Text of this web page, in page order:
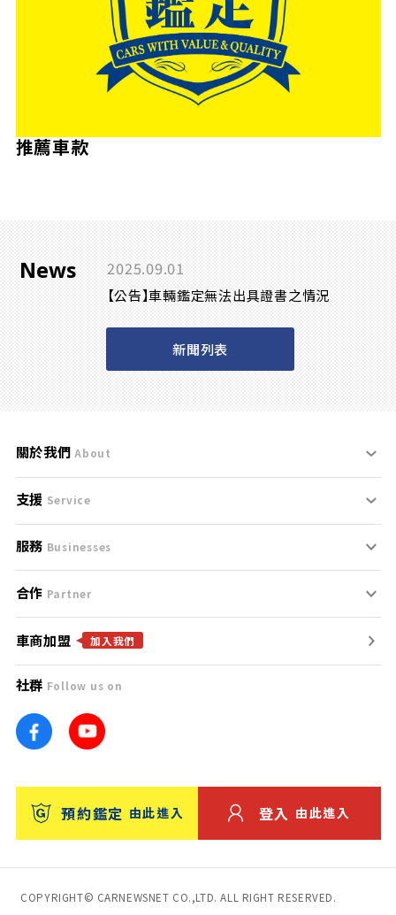
推薦車款
News 2025.09.01
【公告】車輛鑑定無法出具證書之情況
新聞列表
關於我們 About
刊登規範
服務條款
免責聲明
隱私權政策
團隊
車訊網
台灣優良中古車商大獎
支援 Service
支援中心
聯絡我們
服務 Businesses
什麼是Goo鑑定？
找好車
找好店
找海外車
消費者評價
保固
合作 Partner
合作夥伴
廣告合作
車商加盟 加入我們
社群 Follow us on
預約鑑定 由此進入 登入 由此進入
COPYRIGHT© CARNEWSNET CO.,LTD. ALL RIGHT RESERVED.